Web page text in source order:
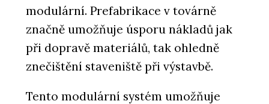
modulární. Prefabrikace v továrně
značně umožňuje úsporu nákladů jak
při dopravě materiálů, tak ohledně
znečištění staveniště při výstavbě.
Tento modulární systém umožňuje